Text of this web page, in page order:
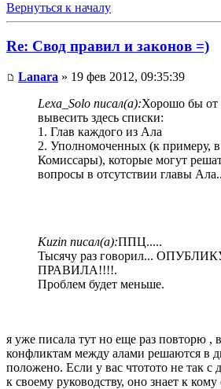
Вернуться к началу
Re: Свод правил и законов =)
Lanara » 19 фев 2012, 09:35:39
Lexa_Solo писал(а):Хорошо бы от
вывесить здесь списки:
1. Глав каждого из Ала
2. Уполномоченных (к примеру,
Комиссары), которые могут
вопросы в отсутствии главы
Kuzin писал(а):ППЦ.....
Тысячу раз говорил...
ПРАВИЛА!!!!.
Проблем будет меньше.
я уже писала тут но еще раз повторю ,
конфликтам между алами решаются в
положено. Если у вас чтотото не так с
к своему руководству, оно знает к кому